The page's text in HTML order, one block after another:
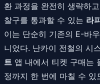
환 과정을 완전히 생략하
찰구를 통과할 수 있는 라
이는 단순히 기존의 E-바
니었다. 난카이 전철의 시
트 앱 내에서 티켓 구매는
정까지 한 번에 마칠 수 있